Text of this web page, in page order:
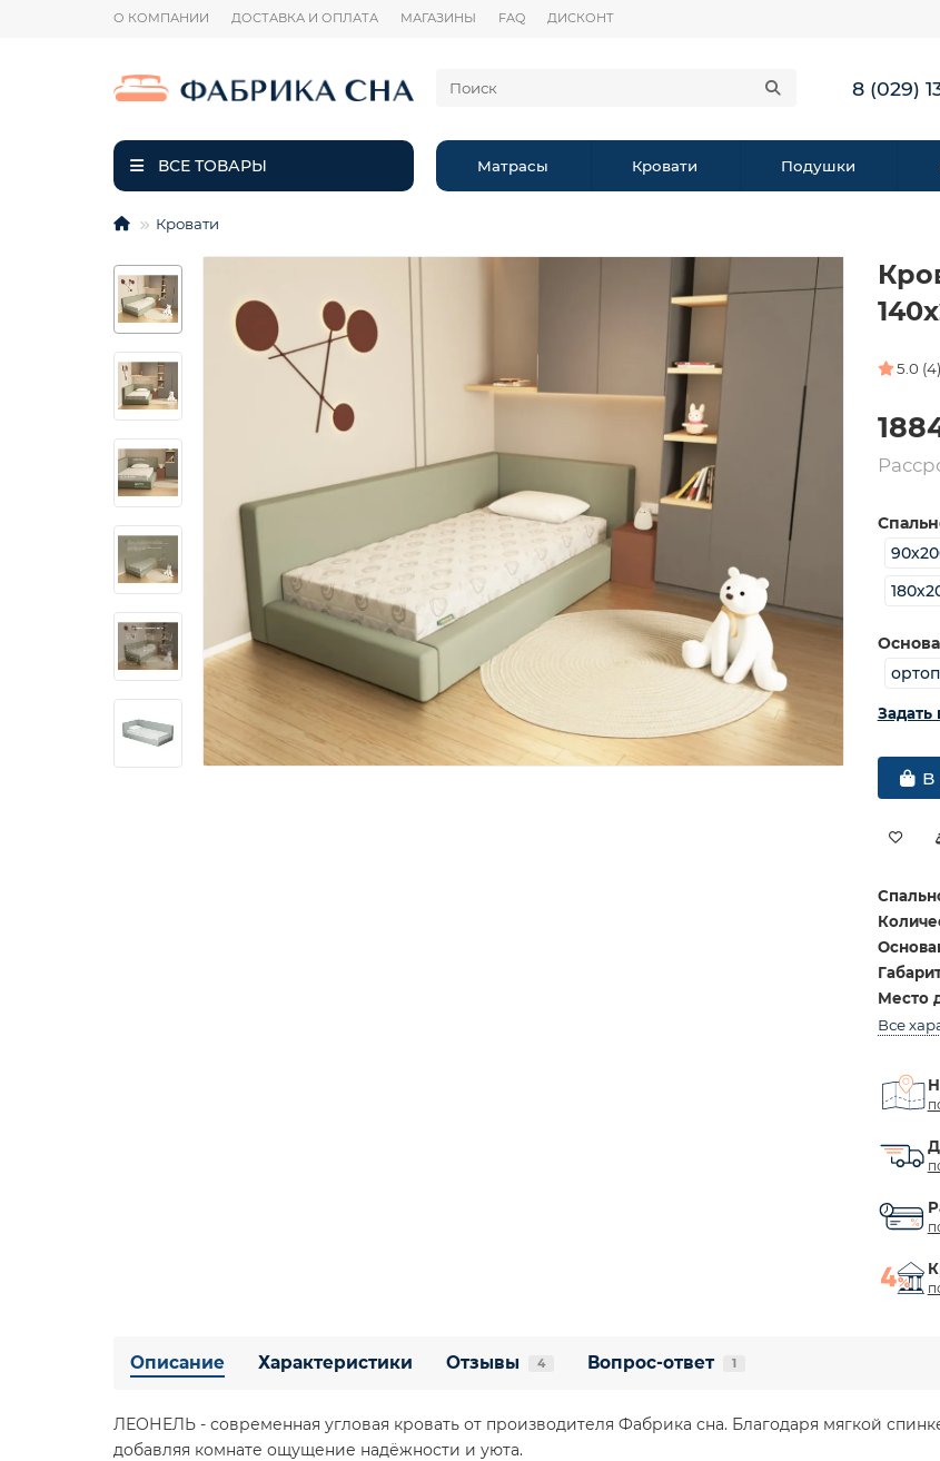
О КОМПАНИИ ДОСТАВКА И ОПЛАТА МАГАЗИНЫ FAQ ДИСКОНТ
8 (029)
ВСЕ ТОВАРЫ Матрасы Кровати Подушки
Кровати
5.0 (4)
Задать
В
Место
Все
Описание Характеристики Отзывы 4 Вопрос-ответ 1
ЛЕОНЕЛЬ - современная угловая кровать от производителя Фабрика сна. Благодаря мягкой
добавляя комнате ощущение надёжности и уюта.